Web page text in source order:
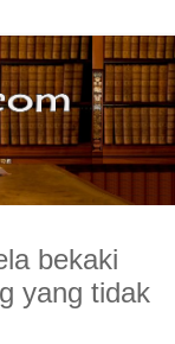
bekaki
yang tidak